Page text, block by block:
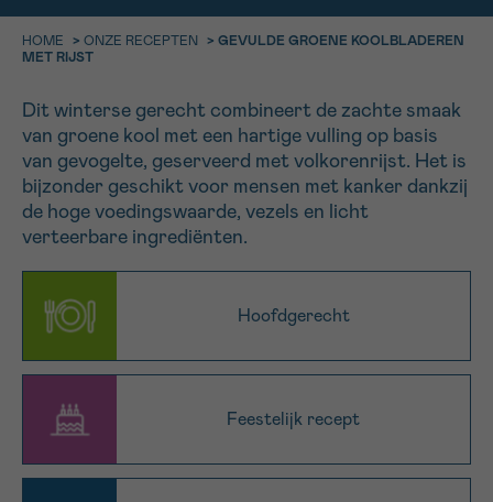
HOME > ONZE RECEPTEN > GEVULDE GROENE KOOLBLADEREN
MET RIJST
Dit winterse gerecht combineert de zachte smaak
van groene kool met een hartige vulling op basis
van gevogelte, geserveerd met volkorenrijst. Het is
bijzonder geschikt voor mensen met kanker dankzij
de hoge voedingswaarde, vezels en licht
verteerbare ingrediënten.
Hoofdgerecht
Feestelijk recept
Via ons
Ik wil graag opgebeld worden
Meer weten over Kankerinfo
NAAM
VOORNAAM
9h-11h
11h-13h
16h-18h